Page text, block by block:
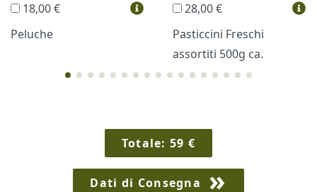
18,00 €
Peluche
28,00 €
Pasticcini Freschi
assortiti 500g ca.
Totale:59 €
Dati di Consegna